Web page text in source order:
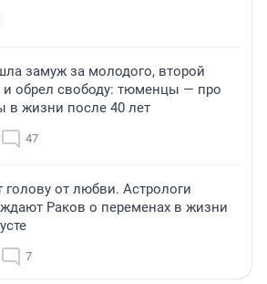
замуж за молодого, второй
и обрел свободу: тюменцы — про
в жизни после 40 лет
47
голову от любви. Астрологи
Раков о переменах в жизни
7